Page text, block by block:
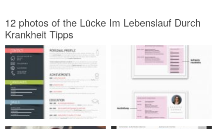
12 photos of the Lücke Im Lebenslauf Durch
Krankheit Tipps